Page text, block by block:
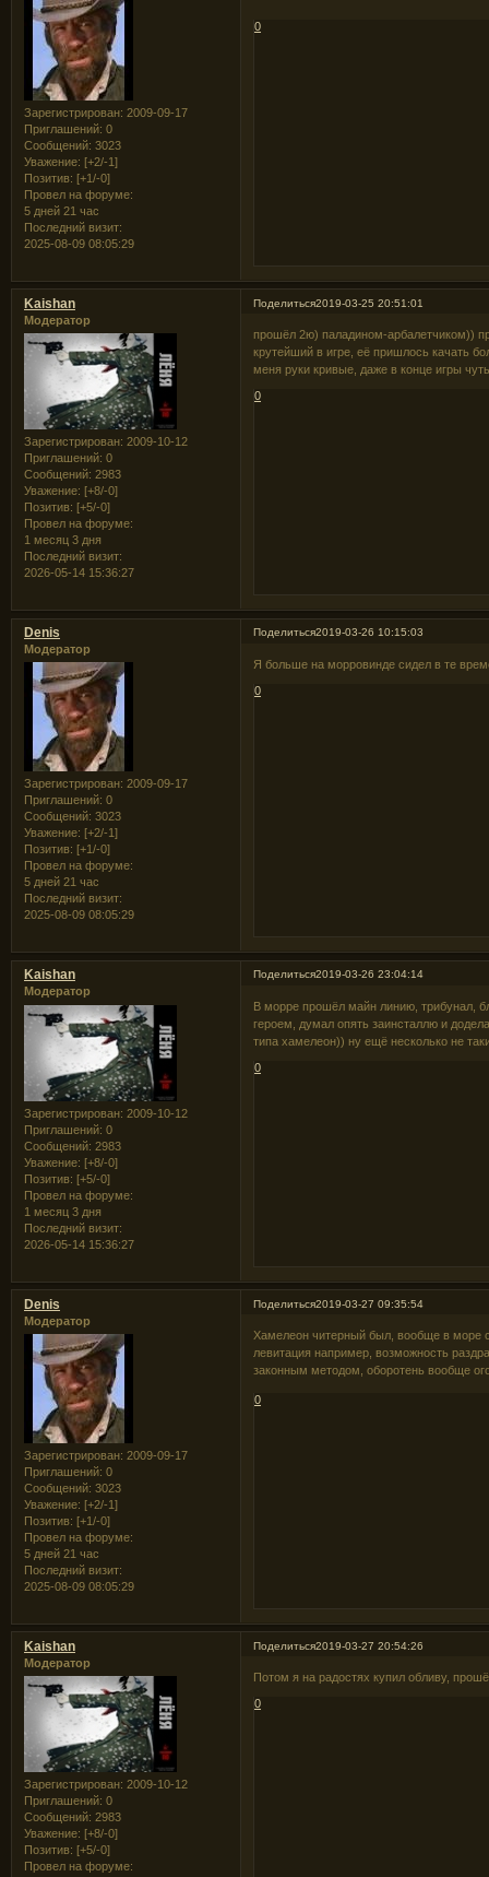
Зарегистрирован: 2009-09-17
Приглашений: 0
Сообщений: 3023
Уважение: [+2/-1]
Позитив: [+1/-0]
Провел на форуме:
5 дней 21 час
Последний визит:
2025-08-09 08:05:29
0
Поделиться2019-03-25 20:51:01
Kaishan
Модератор
Зарегистрирован: 2009-10-12
Приглашений: 0
Сообщений: 2983
Уважение: [+8/-0]
Позитив: [+5/-0]
Провел на форуме:
1 месяц 3 дня
Последний визит:
2026-05-14 15:36:27
прошёл 2ю) паладином-арбалетчиком))
крутейший в игре, её пришлось качать
меня руки кривые, даже в конце игры
0
Поделиться2019-03-26 10:15:03
Denis
Модератор
Зарегистрирован: 2009-09-17
Приглашений: 0
Сообщений: 3023
Уважение: [+2/-1]
Позитив: [+1/-0]
Провел на форуме:
5 дней 21 час
Последний визит:
2025-08-09 08:05:29
Я больше на морровинде сидел в те
0
Поделиться2019-03-26 23:04:14
Kaishan
Модератор
Зарегистрирован: 2009-10-12
Приглашений: 0
Сообщений: 2983
Уважение: [+8/-0]
Позитив: [+5/-0]
Провел на форуме:
1 месяц 3 дня
Последний визит:
2026-05-14 15:36:27
В морре прошёл майн линию, трибунал,
героем, думал опять заинсталлю и
типа хамелеон)) ну ещё несколько не
0
Поделиться2019-03-27 09:35:54
Denis
Модератор
Зарегистрирован: 2009-09-17
Приглашений: 0
Сообщений: 3023
Уважение: [+2/-1]
Позитив: [+1/-0]
Провел на форуме:
5 дней 21 час
Последний визит:
2025-08-09 08:05:29
Хамелеон читерный был, вообще в море
левитация например, возможность
законным методом, оборотень вообще
0
Поделиться2019-03-27 20:54:26
Kaishan
Модератор
Зарегистрирован: 2009-10-12
Приглашений: 0
Сообщений: 2983
Уважение: [+8/-0]
Позитив: [+5/-0]
Провел на форуме:
Потом я на радостях купил обливу,
0